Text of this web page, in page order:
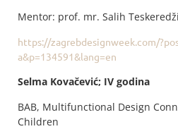
Mentor: prof. mr. Salih
https://zagrebdesignweek.com/
a&p=134591&lang=en
Selma Kovačević; IV godina
BAB, Multifunctional Design
Children